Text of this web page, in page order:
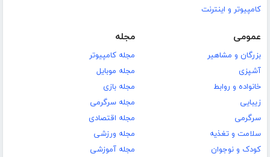
کامپیوتر و اینترنت
عمومی
بزرگان و مشاهیر
آشپزی
خانواده و روابط
زیبایی
سرگرمی
سلامت و تغذیه
کودک و نوجوان
مجله
مجله کامپیوتر
مجله موبایل
مجله بازی
مجله سرگرمی
مجله اقتصادی
مجله ورزشی
مجله آموزشی